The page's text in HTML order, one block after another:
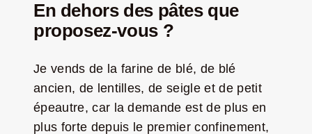
En dehors des pâtes que
proposez-vous ?
Je vends de la farine de blé, de blé
ancien, de lentilles, de seigle et de petit
épeautre, car la demande est de plus en
plus forte depuis le premier confinement,